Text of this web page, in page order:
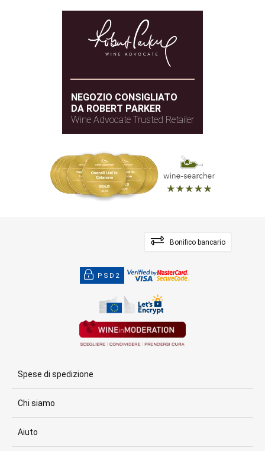
NEGOZIO CONSIGLIATO
DA ROBERT PARKER
Wine Advocate Trusted Retailer
Bonifico bancario
PSD2
Spese di spedizione
Chi siamo
Aiuto